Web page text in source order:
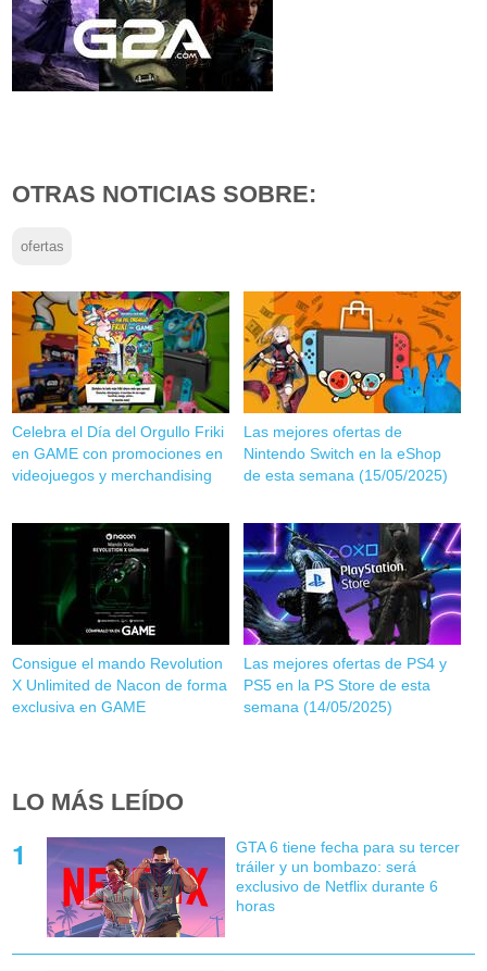
OTRAS NOTICIAS SOBRE:
ofertas
Celebra el Día del Orgullo Friki
en GAME con promociones en
videojuegos y merchandising
Las mejores ofertas de
Nintendo Switch en la eShop
de esta semana (15/05/2025)
Consigue el mando Revolution
X Unlimited de Nacon de forma
exclusiva en GAME
Las mejores ofertas de PS4 y
PS5 en la PS Store de esta
semana (14/05/2025)
LO MÁS LEÍDO
GTA 6 tiene fecha para su tercer
tráiler y un bombazo: será
exclusivo de Netflix durante 6
horas